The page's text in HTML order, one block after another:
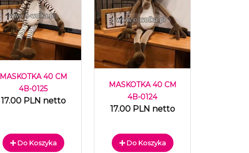
MASKOTKA 40 CM
4B-0125
17.00 PLN netto
Do Koszyka
MASKOTKA 40 CM
4B-0124
17.00 PLN netto
Do Koszyka